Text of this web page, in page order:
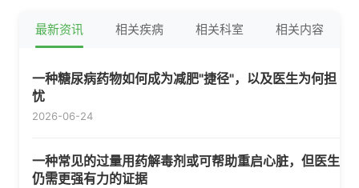
最新资讯 相关疾病 相关科室 相关内容
一种糖尿病药物如何成为减肥"捷径"，以及医生为何担
忧
2026-06-24
一种常见的过量用药解毒剂或可帮助重启心脏，但医生
仍需更强有力的证据